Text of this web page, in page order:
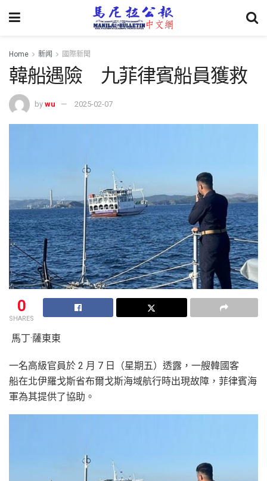
Home 新闻 國際新聞
韓船遇險 九菲律賓船員獲救
by wu 2025-02-07
0
SHARES
馬丁·薩東東
一名高級官員於 2 月 7 日（星期五）透露，一艘韓國客
船在北伊羅戈斯省布爾戈斯海域航行時出現故障，菲律賓海
軍為其提供了協助。